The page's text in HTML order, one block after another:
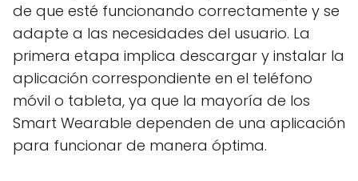
de que esté funcionando correctamente y se
adapte a las necesidades del usuario. La
primera etapa implica descargar y instalar la
aplicación correspondiente en el teléfono
móvil o tableta, ya que la mayoría de los
Smart Wearable dependen de una aplicación
para funcionar de manera óptima.